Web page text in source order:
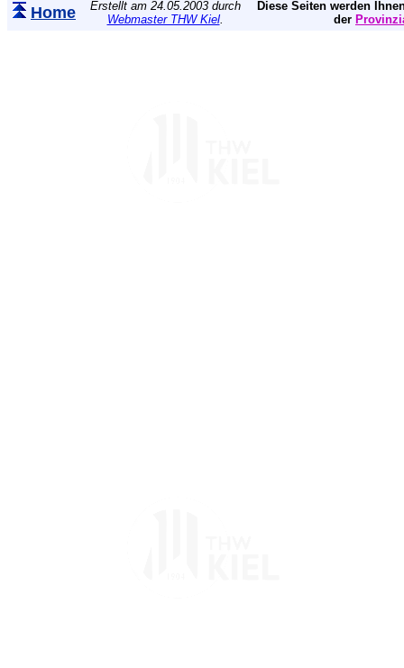
Home
Erstellt am 24.05.2003 durch
Webmaster THW Kiel.
Diese Seiten werden
der